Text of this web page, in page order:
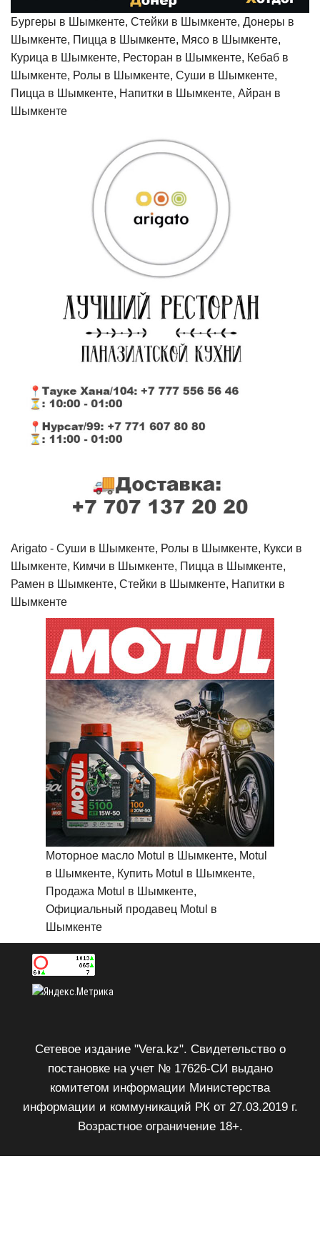
Бургеры в Шымкенте, Стейки в Шымкенте, Донеры в
Шымкенте, Пицца в Шымкенте, Мясо в Шымкенте,
Курица в Шымкенте, Ресторан в Шымкенте, Кебаб в
Шымкенте, Ролы в Шымкенте, Суши в Шымкенте,
Пицца в Шымкенте, Напитки в Шымкенте, Айран в
Шымкенте
Arigato - Cуши в Шымкенте, Ролы в Шымкенте, Кукси в
Шымкенте, Кимчи в Шымкенте, Пицца в Шымкенте,
Рамен в Шымкенте, Стейки в Шымкенте, Напитки в
Шымкенте
Моторное масло Motul в Шымкенте, Motul
в Шымкенте, Купить Motul в Шымкенте,
Продажа Motul в Шымкенте,
Официальный продавец Motul в
Шымкенте
Сетевое издание "Vera.kz". Свидетельство о
постановке на учет № 17626-СИ выдано
комитетом информации Министерства
информации и коммуникаций РК от 27.03.2019 г.
Возрастное ограничение 18+.